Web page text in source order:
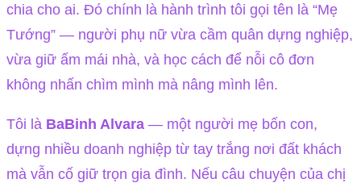
chia cho ai. Đó chính là hành trình tôi gọi tên là “Mẹ
Tướng” — người phụ nữ vừa cầm quân dựng nghiệp,
vừa giữ ấm mái nhà, và học cách để nỗi cô đơn
không nhấn chìm mình mà nâng mình lên.
Tôi là BaBinh Alvara — một người mẹ bốn con,
dựng nhiều doanh nghiệp từ tay trắng nơi đất khách
mà vẫn cố giữ trọn gia đình. Nếu câu chuyện của chị